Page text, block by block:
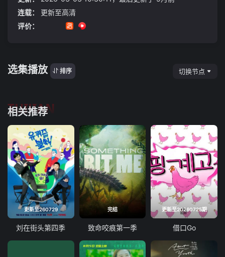
连载：
更新至高清
评价：
选集播放 排序 切换节点
相关推荐
TUIJIAN
更新至260729
刘在街头第四季
完结
致命咬痕第一季
更新至20260725期
借口Go